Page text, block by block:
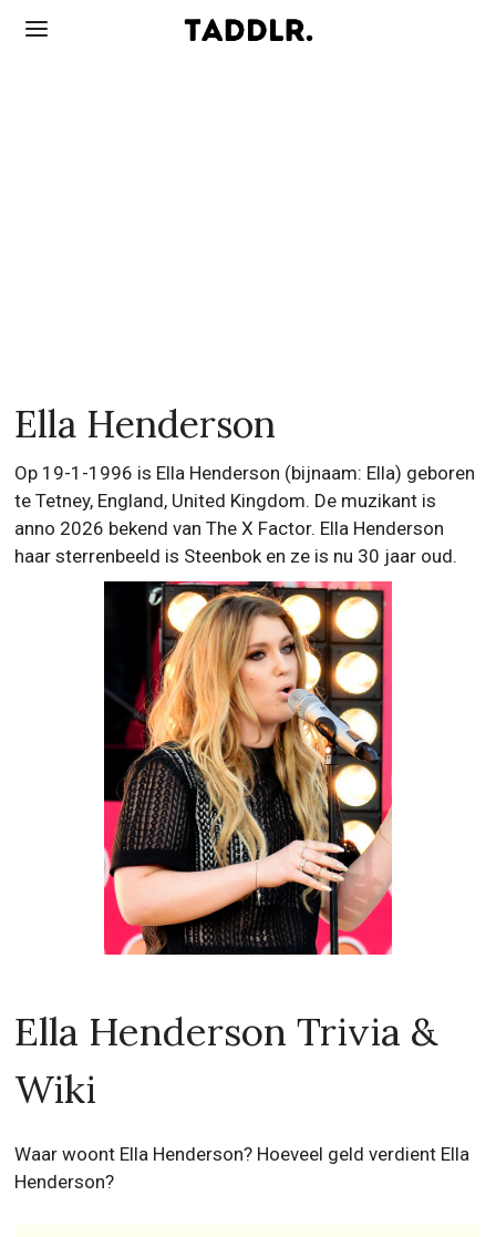
Ella Henderson
Op 19-1-1996 is Ella Henderson (bijnaam: Ella) geboren
te Tetney, England, United Kingdom. De muzikant is
anno 2026 bekend van The X Factor. Ella Henderson
haar sterrenbeeld is Steenbok en ze is nu 30 jaar oud.
Ella Henderson Trivia &
Wiki
Waar woont Ella Henderson? Hoeveel geld verdient Ella
Henderson?